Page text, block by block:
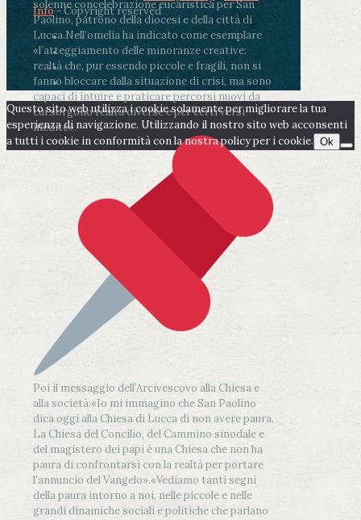
solenne concelebrazione eucaristica per San
Paolino, patrono della diocesi e della città di
Lucca.Nell’omelia ha indicato come esemplare
«l’atteggiamento delle minoranze creative:
realtà che, pur essendo piccole e fragili, non si
fanno bloccare dalla situazione di crisi, ma sono
capaci di intuire e praticare percorsi nuovi da
cui sorgono realtà diverse e per certi versi
inedite».
Poi il messaggio dell’Arcivescovo alla Chiesa e
alla società:«Io mi immagino che San Paolino
dica oggi alla Chiesa di Lucca di non avere paura.
La Chiesa del Concilio, del Cammino sinodale e
del magistero dei papi è una Chiesa che non ha
paura di confrontarsi con la realtà per portare
l'annuncio del Vangelo».«Vediamo tanti segni
della paura intorno a noi, nelle piccole e nelle
grandi dinamiche sociali e politiche che parlano
Info- Copyright reserved
Questo sito web utilizza i cookie solamente per migliorare la tua
esperienza di navigazione. Utilizzando il nostro sito web acconsenti
a tutti i cookie in conformità con la nostra policy per i cookie. Ok